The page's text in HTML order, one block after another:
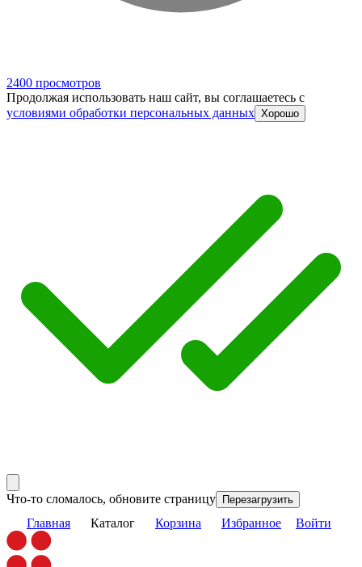
2400 просмотров
Продолжая использовать наш сайт, вы соглашаетесь c
условиями обработки персональных данных Хорошо
Что-то сломалось, обновите страницу Перезагрузить
Главная Каталог Корзина Избранное Войти